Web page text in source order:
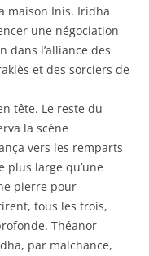
maison Inis. Iridha
une négociation
dans l’alliance des
et des sorciers de
tête. Le reste du
la scène
vers les remparts
large qu’une
pierre pour
tous les trois,
Théanor
par malchance,